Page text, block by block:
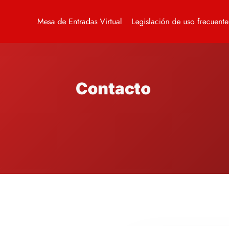
Mesa de Entradas Virtual Legislación de uso frecuente
Contacto